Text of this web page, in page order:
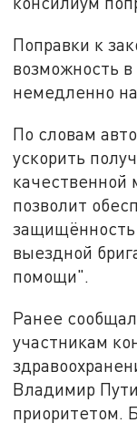
Поправки к
возможность
немедленно
По словам
ускорить
позволит
защищённость
выездной
помощи".
Ранее
участникам
Владимир
приоритетом.